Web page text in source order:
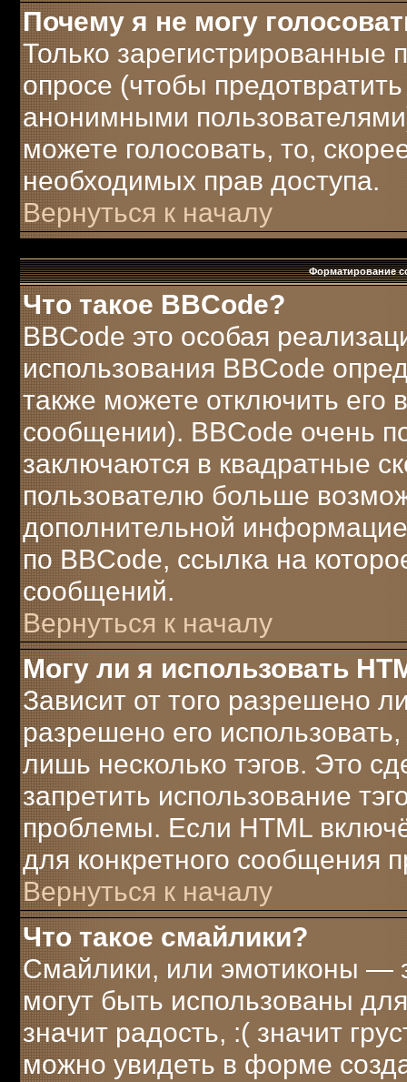
Почему я не могу
Только зарегистрированные
опросе (чтобы
анонимными
можете голосовать, то,
необходимых прав доступа.
Вернуться к началу
Форматирование
Что такое BBCode?
BBCode это особая
использования BBCode
также можете отключить
сообщении). BBCode очень
заключаются в квадратные
пользователю больше
дополнительной
по BBCode, ссылка на
сообщений.
Вернуться к началу
Могу ли я использовать
Зависит от того разрешено
разрешено его
лишь несколько тэгов. Это
запретить использование
проблемы. Если HTML
для конкретного сообщения
Вернуться к началу
Что такое смайлики?
Смайлики, или эмотиконы —
могут быть использованы
значит радость, :( значит
можно увидеть в форме